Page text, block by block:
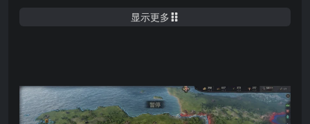
所延续，无论精心安排……还是意外横生。
刑，或悄然施加影响。
纵横广袤的中世纪地图：从北欧雪原至非洲之角，
显示更多